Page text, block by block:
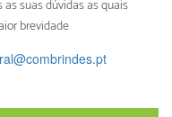
suas dúvidas as quais
brevidade